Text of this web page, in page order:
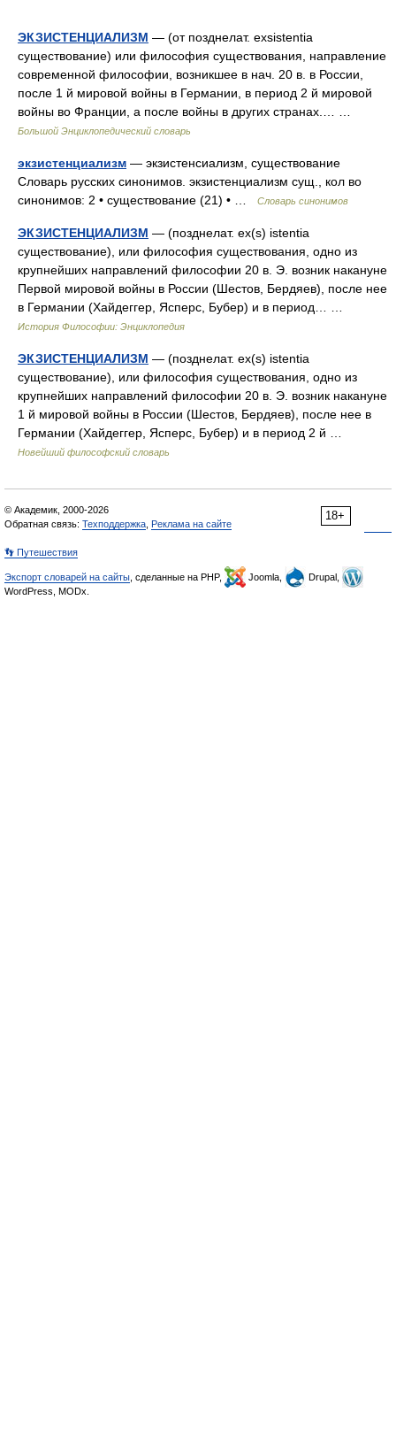
ЭКЗИСТЕНЦИАЛИЗМ — (от позднелат. exsistentia
существование) или философия существования, направление
современной философии, возникшее в нач. 20 в. в России,
после 1 й мировой войны в Германии, в период 2 й мировой
войны во Франции, а после войны в других странах.… …
Большой Энциклопедический словарь
экзистенциализм — экзистенсиализм, существование
Словарь русских синонимов. экзистенциализм сущ., кол во
синонимов: 2 • существование (21) • …
Словарь синонимов
ЭКЗИСТЕНЦИАЛИЗМ — (позднелат. ex(s) istentia
существование), или философия существования, одно из
крупнейших направлений философии 20 в. Э. возник накануне
Первой мировой войны в России (Шестов, Бердяев), после нее
в Германии (Хайдеггер, Ясперс, Бубер) и в период… …
История Философии: Энциклопедия
ЭКЗИСТЕНЦИАЛИЗМ — (позднелат. ex(s) istentia
существование), или философия существования, одно из
крупнейших направлений философии 20 в. Э. возник накануне
1 й мировой войны в России (Шестов, Бердяев), после нее в
Германии (Хайдеггер, Ясперс, Бубер) и в период 2 й …
Новейший философский словарь
18+
© Академик, 2000-2026
Обратная связь: Техподдержка Реклама на сайте
👣 Путешествия
Экспорт словарей на сайты , сделанные на PHP, Joomla,
Drupal,
WordPress, MODx.